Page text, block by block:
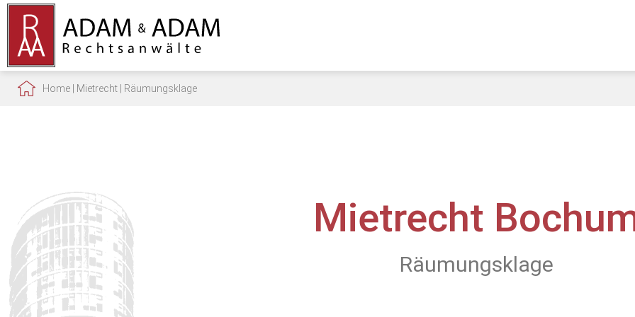
Home Mietrecht Räumungsklage
Mietrecht
Räumungsklage